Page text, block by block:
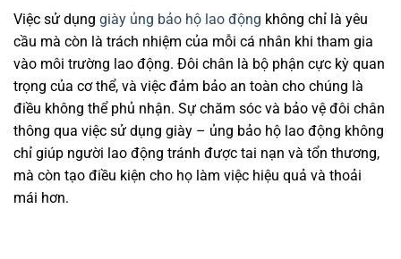
Việc sử dụng giày ủng bảo hộ lao động không chỉ là yêu
cầu mà còn là trách nhiệm của mỗi cá nhân khi tham gia
vào môi trường lao động. Đôi chân là bộ phận cực kỳ quan
trọng của cơ thể, và việc đảm bảo an toàn cho chúng là
điều không thể phủ nhận. Sự chăm sóc và bảo vệ đôi chân
thông qua việc sử dụng giày – ủng bảo hộ lao động không
chỉ giúp người lao động tránh được tai nạn và tổn thương,
mà còn tạo điều kiện cho họ làm việc hiệu quả và thoải
mái hơn.